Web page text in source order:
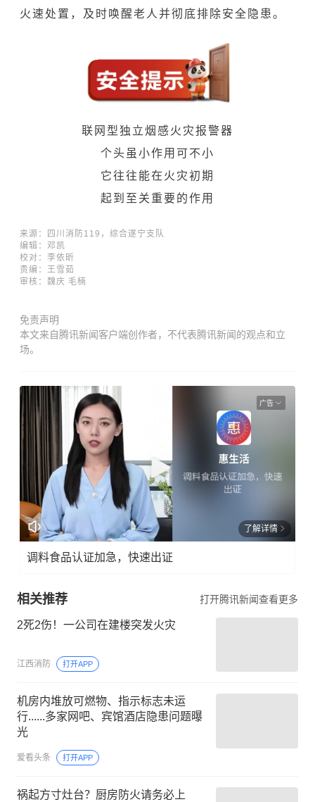
火速处置，及时唤醒老人并彻底排除安全隐患。
联网型独立烟感火灾报警器
个头虽小作用可不小
它往往能在火灾初期
起到至关重要的作用
来源：四川消防119，综合遂宁支队
编辑：邓凯
校对：李依昕
责编：王雪茹
审核：魏庆 毛楠
免责声明
本文来自腾讯新闻客户端创作者，不代表腾讯新闻的观点和立
场。
广告
了解详情
调料食品认证加急，快速出证
相关推荐 打开腾讯新闻查看更多
2死2伤！一公司在建楼突发火灾
江西消防 打开APP
机房内堆放可燃物、指示标志未运
行......多家网吧、宾馆酒店隐患问题曝
光
爱看头条 打开APP
祸起方寸灶台？厨房防火请务必上